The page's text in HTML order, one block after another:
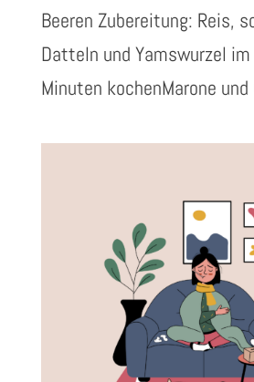
Beeren Zubereitung: Reis,
Datteln und Yamswurzel
Minuten kochenMarone und